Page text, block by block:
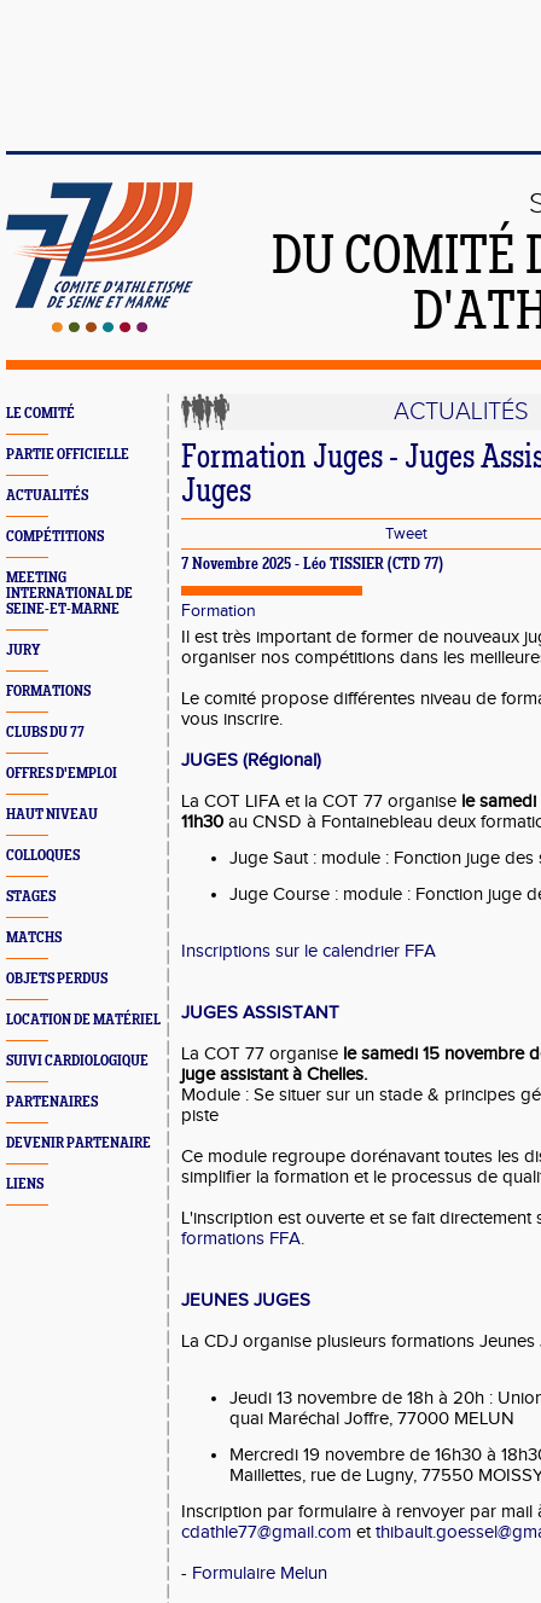
DU COMITÉ
LE COMITÉ
PARTIE OFFICIELLE
ACTUALITÉS
COMPÉTITIONS
MEETING
INTERNATIONAL DE
SEINE-ET-MARNE
JURY
FORMATIONS
CLUBS DU 77
OFFRES D'EMPLOI
HAUT NIVEAU
COLLOQUES
STAGES
MATCHS
OBJETS PERDUS
LOCATION DE MATÉRIEL
SUIVI CARDIOLOGIQUE
PARTENAIRES
DEVENIR PARTENAIRE
LIENS
ACTUALITÉS
Formation Juges - Juges
Juges
Tweet
7 Novembre 2025 - Léo TISSIER (CTD 77)
Formation
Il est très important de former de nouveaux
organiser nos compétitions dans les
Le comité propose différentes niveau de
vous inscrire.
JUGES (Régional)
La COT LIFA et la COT 77 organise le
11h30 au CNSD à Fontainebleau deux
Juge Saut : module : Fonction juge des
Juge Course : module : Fonction juge
Inscriptions sur le calendrier FFA
JUGES ASSISTANT
La COT 77 organise le samedi 15 novembre
juge assistant à Chelles.
Module : Se situer sur un stade & principes
piste
Ce module regroupe dorénavant toutes les
simplifier la formation et le processus de
L'inscription est ouverte et se fait directement
formations FFA.
JEUNES JUGES
La CDJ organise plusieurs formations Jeunes
Jeudi 13 novembre de 18h à 20h :
quai Maréchal Joffre, 77000 MELUN
Mercredi 19 novembre de 16h30 à
Maillettes, rue de Lugny, 77550
Inscription par formulaire à renvoyer par mail
cdathle77@gmail.com et
- Formulaire Melun